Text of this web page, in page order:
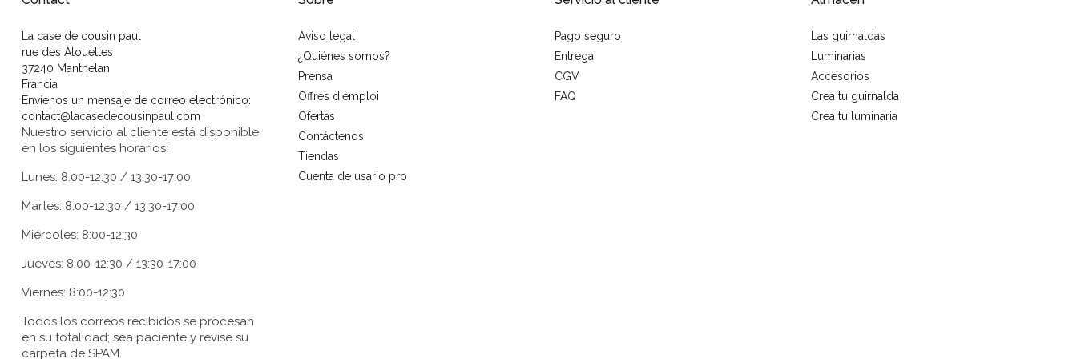
La case de cousin paul
rue des Alouettes
37240 Manthelan
Francia
Envíenos un mensaje de correo electrónico:
contact@lacasedecousinpaul.com
Nuestro servicio al cliente está disponible
en los siguientes horarios:
Lunes: 8:00-12:30 / 13:30-17:00
Martes: 8:00-12:30 / 13:30-17:00
Miércoles: 8:00-12:30
Jueves: 8:00-12:30 / 13:30-17:00
Viernes: 8:00-12:30
Todos los correos recibidos se procesan
en su totalidad; sea paciente y revise su
carpeta de SPAM.
Aviso legal
¿Quiénes somos?
Prensa
Offres d'emploi
Ofertas
Contáctenos
Tiendas
Cuenta de usario pro
Pago seguro
Entrega
CGV
FAQ
Las guirnaldas
Luminarias
Accesorios
Crea tu guirnalda
Crea tu luminaria